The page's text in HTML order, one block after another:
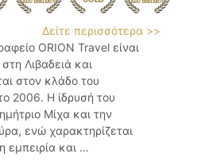
Δείτε περισσότερα >>
ORION Travel είναι
Λιβαδειά και
στον κλάδο του
2006. Η ίδρυσή του
Μίχα και την
ενώ χαρακτηρίζεται
και ...